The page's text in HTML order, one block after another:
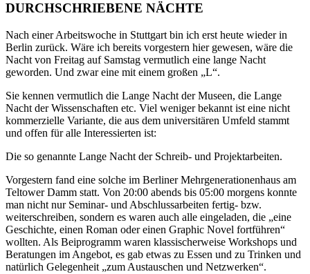
DURCHSCHRIEBENE NÄCHTE
Nach einer Arbeitswoche in Stuttgart bin ich erst heute wieder in
Berlin zurück. Wäre ich bereits vorgestern hier gewesen, wäre die
Nacht von Freitag auf Samstag vermutlich eine lange Nacht
geworden. Und zwar eine mit einem großen „L“.
Sie kennen vermutlich die Lange Nacht der Museen, die Lange
Nacht der Wissenschaften etc. Viel weniger bekannt ist eine nicht
kommerzielle Variante, die aus dem universitären Umfeld stammt
und offen für alle Interessierten ist:
Die so genannte Lange Nacht der Schreib- und Projektarbeiten.
Vorgestern fand eine solche im Berliner Mehrgenerationenhaus am
Teltower Damm statt. Von 20:00 abends bis 05:00 morgens konnte
man nicht nur Seminar- und Abschlussarbeiten fertig- bzw.
weiterschreiben, sondern es waren auch alle eingeladen, die „eine
Geschichte, einen Roman oder einen Graphic Novel fortführen“
wollten. Als Beiprogramm waren klassischerweise Workshops und
Beratungen im Angebot, es gab etwas zu Essen und zu Trinken und
natürlich Gelegenheit „zum Austauschen und Netzwerken“.